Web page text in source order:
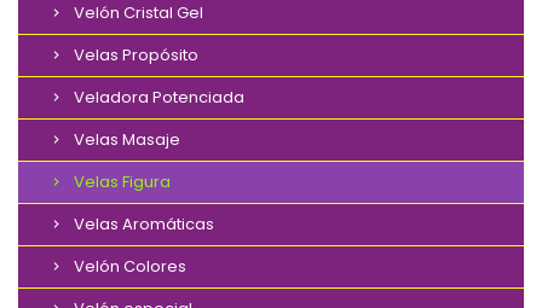
Velón Cristal Gel
Velas Propósito
Veladora Potenciada
Velas Masaje
Velas Figura
Velas Aromáticas
Velón Colores